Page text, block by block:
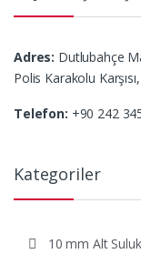
Adres: Dutlubahçe
Polis Karakolu
Telefon: +90 242
Kategoriler
10 mm Alt Suluk